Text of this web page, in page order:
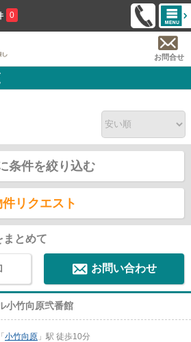
0
お問合せ
条件を絞り込む
件リクエスト
まとめて
お問い合わせ
小竹向原弐番館
「 小竹向原 」駅 徒歩10分